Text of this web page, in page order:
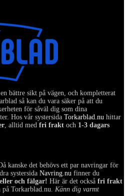
bättre sikt på vägen, och kompletterat
så kan du vara säker på att du
för såväl dig som dina
Hos vår systersida Torkarblad.nu hittar
, alltid med fri frakt och 1-3 dagars
kanske det behövs ett par navringar för
systersida Navring.nu finner du
och fälgar! Här är det också fri frakt
på Torkarblad.nu. Känn dig varmt